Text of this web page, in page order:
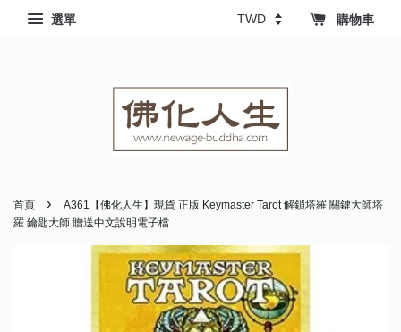
選單 購物車
首頁 ›
A361【佛化人生】現貨 正版 Keymaster Tarot 解鎖塔羅 關鍵大師塔
羅 鑰匙大師 贈送中文說明電子檔